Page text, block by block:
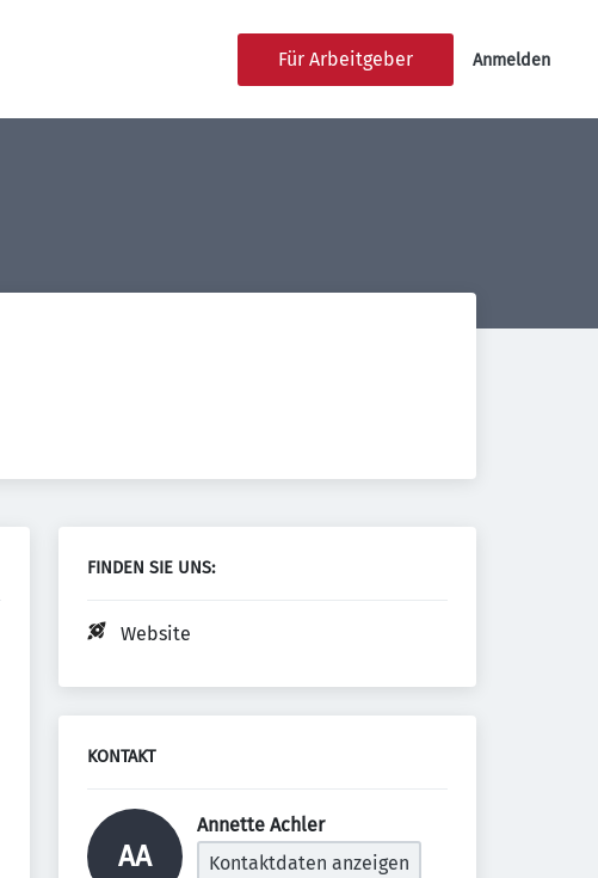
Für Arbeitgeber Anmelden
FINDEN SIE UNS:
Website
KONTAKT
AA
Annette Achler
Kontaktdaten anzeigen